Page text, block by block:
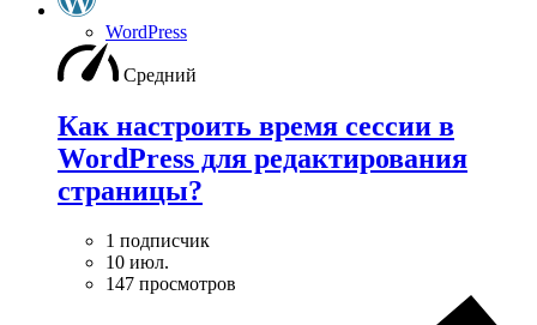
WordPress
Средний
Как настроить время сессии в
WordPress для редактирования
страницы?
1 подписчик
10 июл.
147 просмотров